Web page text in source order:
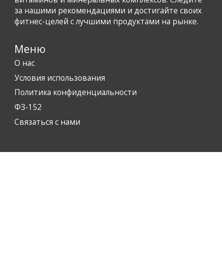
за нашими рекомендациями и достигайте своих
фитнес-целей с лучшими продуктами на рынке.
Меню
О нас
Условия использования
Политика конфиденциальности
ФЗ-152
Связаться с нами